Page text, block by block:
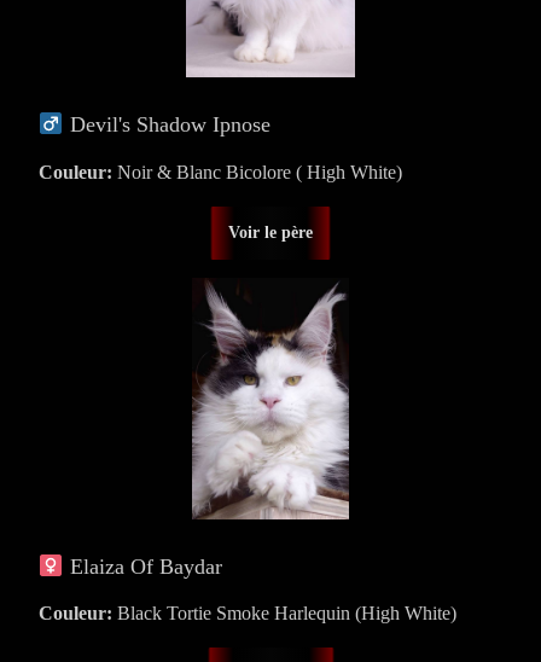
Devil's Shadow Ipnose
Couleur: Noir & Blanc Bicolore ( High White)
Voir le père
Elaiza Of Baydar
Couleur: Black Tortie Smoke Harlequin (High White)